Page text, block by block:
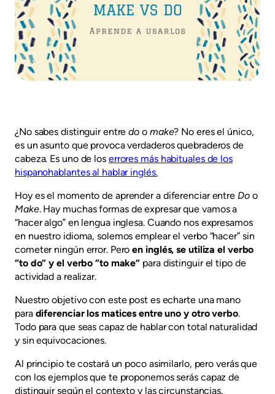
¿No sabes distinguir entredo o make? No eres el único,
es un asunto que provoca verdaderos quebraderos de
cabeza. Es uno de los errores más habituales de los
hispanohablantes al hablar inglés.
Hoy es el momento de aprender a diferenciar entre Doo
Make. Hay muchas formas de expresar que vamos a
“hacer algo” en lengua inglesa. Cuando nos expresamos
en nuestro idioma, solemos emplear el verbo “hacer” sin
cometer ningún error. Peroen inglés, se utiliza el verbo
“to do” y el verbo “to make” para distinguir el tipo de
actividad a realizar.
Nuestro objetivo con este post es echarte una mano
para diferenciar los matices entre uno y otro verbo.
Todo para que seas capaz de hablar con total naturalidad
y sin equivocaciones.
Al principio te costará un poco asimilarlo, pero verás que
con los ejemplos que te proponemos serás capaz de
distinguir según el contexto y las circunstancias.